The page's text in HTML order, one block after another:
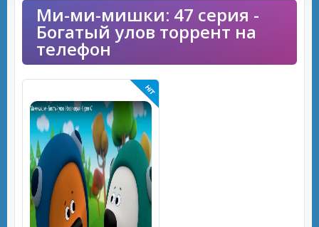
Ми-ми-мишки: 47 серия -
Богатый улов торрент на
телефон